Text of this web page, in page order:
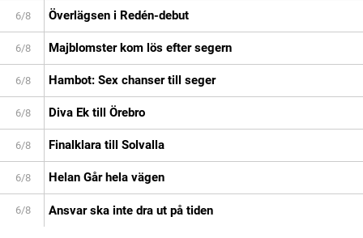
6/8 Överlägsen i Redén-debut
6/8 Majblomster kom lös efter segern
6/8 Hambot: Sex chanser till seger
6/8 Diva Ek till Örebro
6/8 Finalklara till Solvalla
6/8 Helan Går hela vägen
6/8 Ansvar ska inte dra ut på tiden